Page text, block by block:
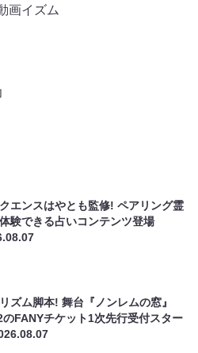
画イズム
エンスはやとも監修! ペアリング霊
験できる占いコンテンツ登場
ズム脚本! 舞台『ノンレムの窓』
FANYチケット1次先行受付スター